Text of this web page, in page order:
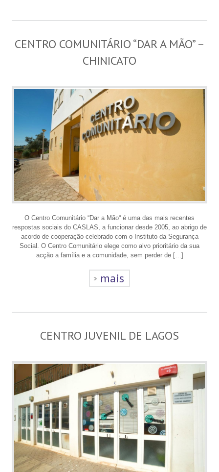
CENTRO COMUNITÁRIO “DAR A MÃO” –
CHINICATO
O Centro Comunitário “Dar a Mão“ é uma das mais recentes
respostas sociais do CASLAS, a funcionar desde 2005, ao abrigo de
acordo de cooperação celebrado com o Instituto da Segurança
Social. O Centro Comunitário elege como alvo prioritário da sua
acção a família e a comunidade, sem perder de […]
mais
CENTRO JUVENIL DE LAGOS